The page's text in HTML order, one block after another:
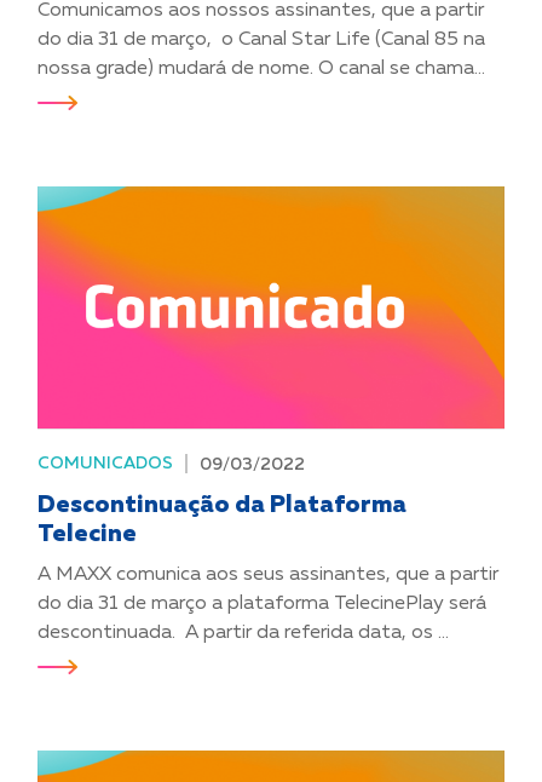
Comunicamos aos nossos assinantes, que a partir
do dia 31 de março, o Canal Star Life (Canal 85 na
nossa grade) mudará de nome. O canal se chama...
COMUNICADOS 09/03/2022
Descontinuação da Plataforma
Telecine
A MAXX comunica aos seus assinantes, que a partir
do dia 31 de março a plataforma TelecinePlay será
descontinuada. A partir da referida data, os ...